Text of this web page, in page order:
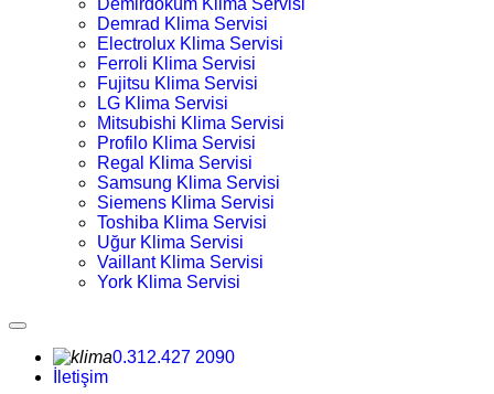
Demirdöküm Klima Servisi
Demrad Klima Servisi
Electrolux Klima Servisi
Ferroli Klima Servisi
Fujitsu Klima Servisi
LG Klima Servisi
Mitsubishi Klima Servisi
Profilo Klima Servisi
Regal Klima Servisi
Samsung Klima Servisi
Siemens Klima Servisi
Toshiba Klima Servisi
Uğur Klima Servisi
Vaillant Klima Servisi
York Klima Servisi
0.312.427 2090
İletişim